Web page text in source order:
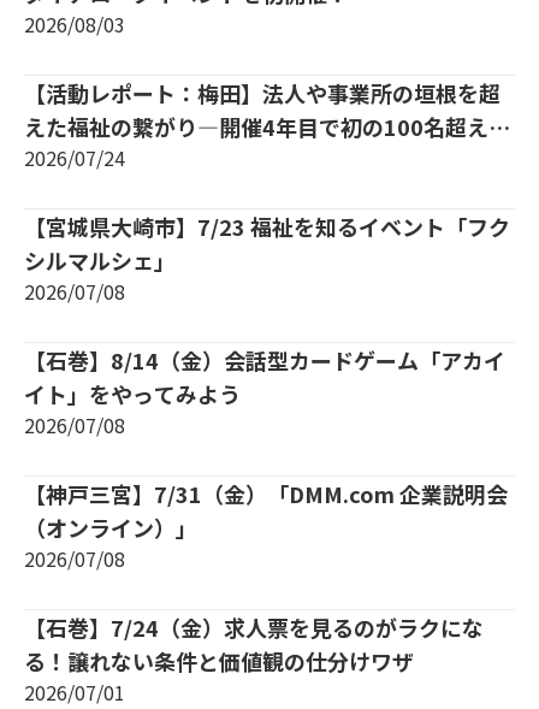
2026/08/03
【活動レポート：梅田】法人や事業所の垣根を超
えた福祉の繋がり―開催4年目で初の100名超えを
達成！
2026/07/24
【宮城県大崎市】7/23 福祉を知るイベント「フク
シルマルシェ」
2026/07/08
【石巻】8/14（金）会話型カードゲーム「アカイ
イト」をやってみよう
2026/07/08
【神戸三宮】7/31（金）「DMM.com 企業説明会
（オンライン）」
2026/07/08
【石巻】7/24（金）求人票を見るのがラクにな
る！譲れない条件と価値観の仕分けワザ
2026/07/01